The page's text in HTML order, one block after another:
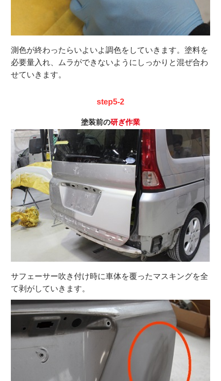
測色が終わったらいよいよ調色をしていきます。塗料を
必要量入れ、ムラができないようにしっかりと混ぜ合わ
せていきます。
step5-2
塗装前の研ぎ作業
サフェーサー吹き付け時に車体を覆ったマスキングを全
て剥がしていきます。